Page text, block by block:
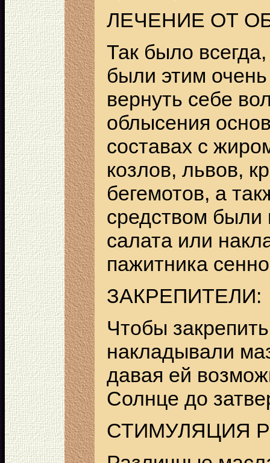
ЛЕЧЕНИЕ ОТ
Так было
были этим
вернуть себе
облысения
составах с
козлов, львов,
бегемотов, а
средством были
салата или
пажитника
ЗАКРЕПИТЕЛИ:
Чтобы
накладывали
давая ей
Солнце до
СТИМУЛЯЦИЯ